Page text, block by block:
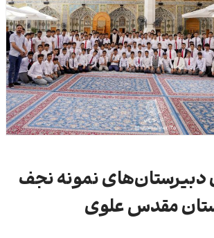
دبیرستان‌های نمونه نجف
مقدس علوی